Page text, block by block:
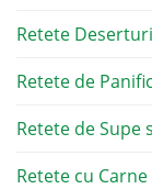
Retete
Retete de
Retete de Supe
Retete cu